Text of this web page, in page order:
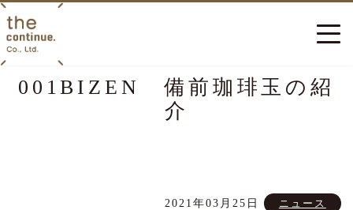
001BIZEN 備前珈琲玉の紹
介
2021年03月25日 ニュース